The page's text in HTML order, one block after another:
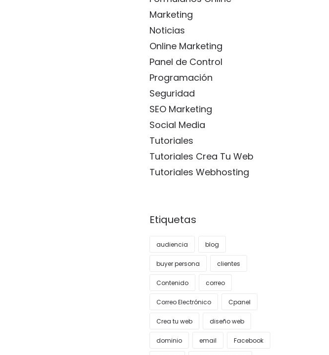
Marketing
Noticias
Online Marketing
Panel de Control
Programación
Seguridad
SEO Marketing
Social Media
Tutoriales
Tutoriales Crea Tu Web
Tutoriales Webhosting
Etiquetas
audiencia blog
buyer persona clientes
Contenido correo
Correo Electrónico Cpanel
Crea tu web diseño web
dominio email Facebook